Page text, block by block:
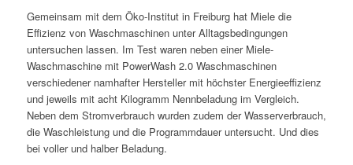
Gemeinsam mit dem Öko-Institut in Freiburg hat Miele die
Effizienz von Waschmaschinen unter Alltagsbedingungen
untersuchen lassen. Im Test waren neben einer Miele-
Waschmaschine mit PowerWash 2.0 Waschmaschinen
verschiedener namhafter Hersteller mit höchster Energieeffizienz
und jeweils mit acht Kilogramm Nennbeladung im Vergleich.
Neben dem Stromverbrauch wurden zudem der Wasserverbrauch,
die Waschleistung und die Programmdauer untersucht. Und dies
bei voller und halber Beladung.